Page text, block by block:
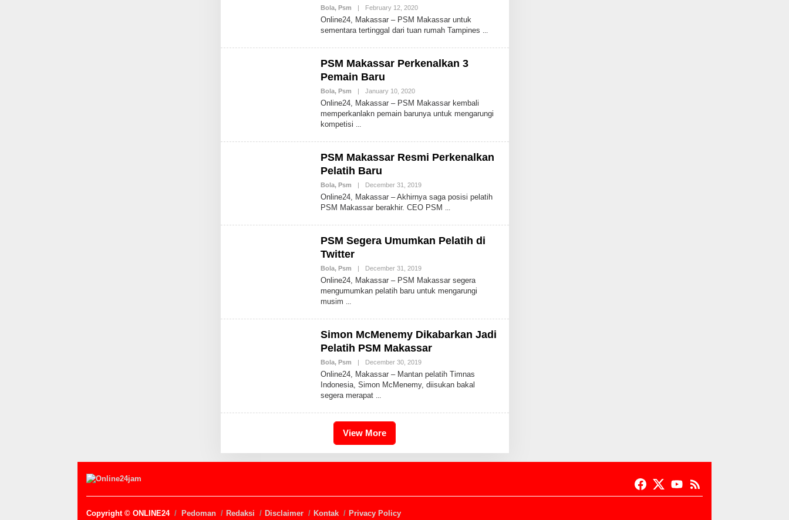
A
D
Bola, Psm | February 12, 2020B
Y
A
S
I
U
A
D
Online24, Makassar – PSM Makassar untuk
sementara tertinggal dari tuan rumah Tampines
PSM Makassar Perkenalkan 3
Pemain Baru
Bola, Psm | January 10, 2020B
Y
A
S
M
H
M
A
D
Online24, Makassar – PSM Makassar kembali
memperkanlakn pemain barunya untuk mengarungi
kompetisi
PSM Makassar Resmi Perkenalkan
Pelatih Baru
Bola, Psm | December 31, 2019B
A
S
I
U
M
A
D
Online24, Makassar – Akhirnya saga posisi pelatih
PSM Makassar berakhir. CEO PSM
PSM Segera Umumkan Pelatih di
Twitter
Bola, Psm | December 31, 2019B
Y
A
S
M
H
M
D
Online24, Makassar – PSM Makassar segera
mengumumkan pelatih baru untuk mengarungi
musim
Simon McMenemy Dikabarkan Jadi
Pelatih PSM Makassar
Bola, Psm | December 30, 2019B
A
S
M
M
A
Online24, Makassar – Mantan pelatih Timnas
Indonesia, Simon McMenemy, diisukan bakal
segera merapat
View More
Copyright © ONLINE24 Pedoman Redaksi Disclaimer Kontak Privacy Policy